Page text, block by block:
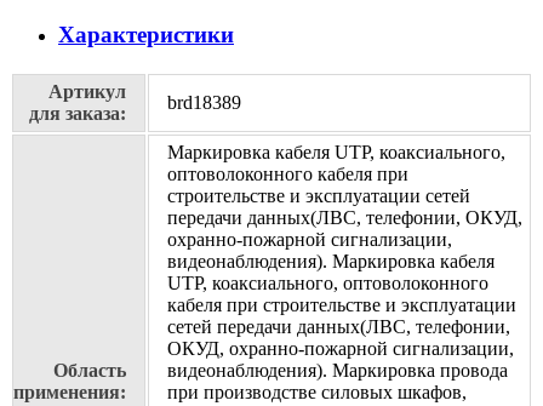
Характеристики
Артикул
для заказа:
brd18389
Область
применения:
Маркировка кабеля UTP, коаксиального,
оптоволоконного кабеля при
строительстве и эксплуатации сетей
передачи данных(ЛВС, телефонии, ОКУД,
охранно-пожарной сигнализации,
видеонаблюдения). Маркировка кабеля
UTP, коаксиального, оптоволоконного
кабеля при строительстве и эксплуатации
сетей передачи данных(ЛВС, телефонии,
ОКУД, охранно-пожарной сигнализации,
видеонаблюдения). Маркировка провода
при производстве силовых шкафов,